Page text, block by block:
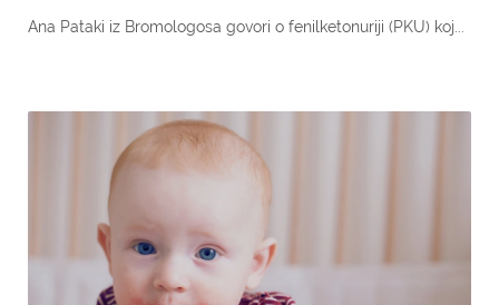
Ana Pataki iz Bromologosa govori o fenilketonuriji (PKU) koj...